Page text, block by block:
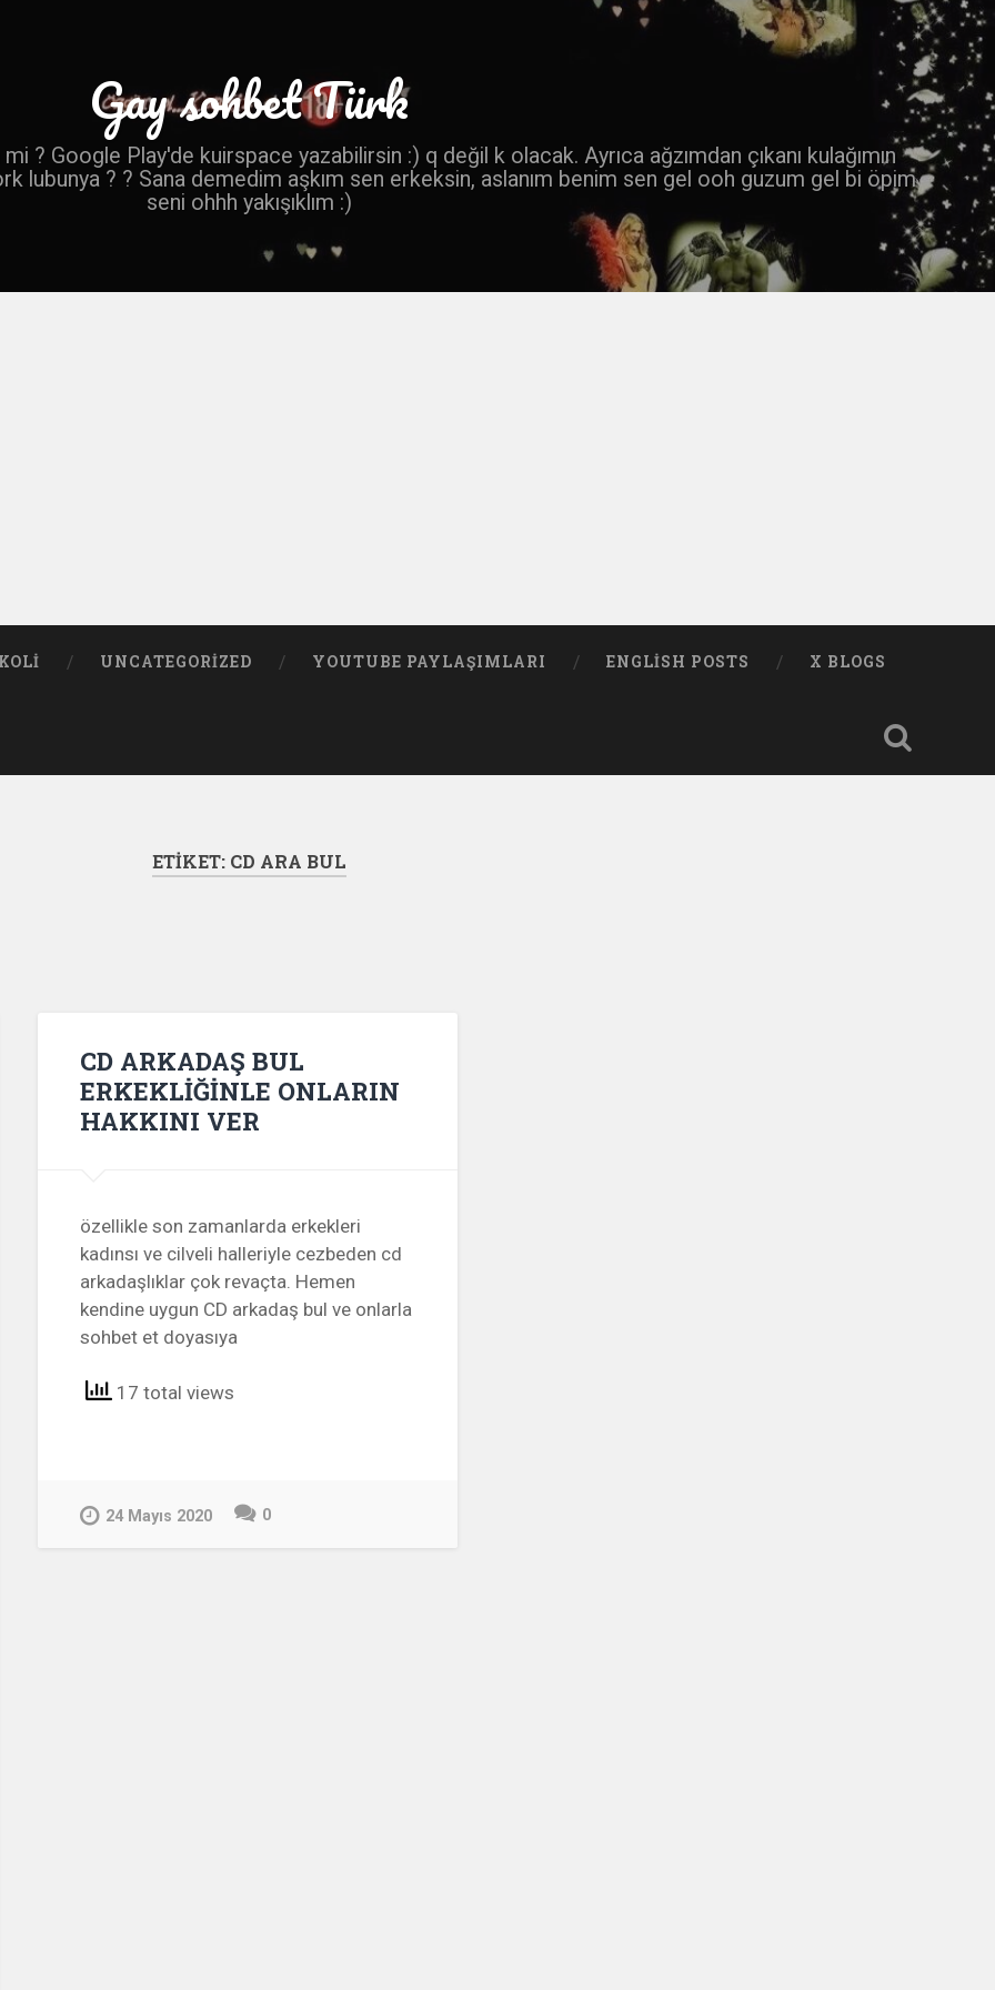
Gay sohbet Türk
? Google Play'de kuirspace yazabilirsin :) q değil k olacak. Ayrıca ağzımdan çıkanı kulağımın
lubunya ? ? Sana demedim aşkım sen erkeksin, aslanım benim sen gel ooh guzum gel bi öpim
seni ohhh yakışıklım :)
UNCATEGORIZED YOUTUBE PAYLAŞIMLARI ENGLISH POSTS X BLOGS
ETIKET: CD ARA BUL
CD ARKADAŞ BUL
ERKEKLİĞİNLE ONLARIN
HAKKINI VER
özellikle son zamanlarda erkekleri
kadınsı ve cilveli halleriyle cezbeden cd
arkadaşlıklar çok revaçta. Hemen
kendine uygun CD arkadaş bul ve onlarla
sohbet et doyasıya
17 total views
24 Mayıs 2020 0